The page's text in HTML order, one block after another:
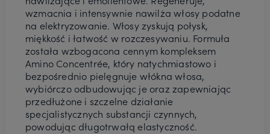
wzmacnia i intensywnie nawilża włosy podatne
na elektryzowanie. Włosy zyskują połysk,
miękkość i łatwość w rozczesywaniu. Formuła
została wzbogacona cennym kompleksem
Amino Concentrée, który natychmiastowo i
bezpośrednio pielęgnuje włókna włosa,
wybiórczo odbudowując je oraz zapewniając
przedłużone i szczelne działanie
specjalistycznych substancji czynnych,
powodując długotrwałą elastyczność.